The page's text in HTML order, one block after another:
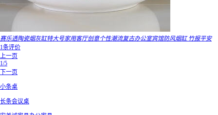
赛乐透陶瓷烟灰缸特大号家用客厅创意个性潮流复古办公室宾馆防风烟缸 竹报平安
1条评价
上一页
1/5
下一页
小条桌
长条会议桌